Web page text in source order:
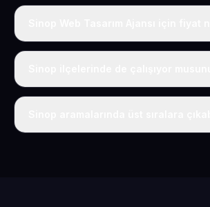
Sinop dahil Türkiye’nin her yerinde
Elbette; Sinop iline bağlı bütün ilçelere